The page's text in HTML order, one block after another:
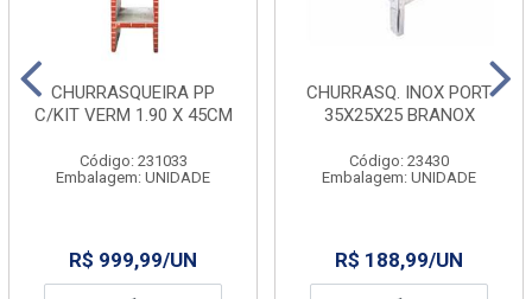
CHURRASQUEIRA PP
C/KIT VERM 1.90 X 45CM
Código: 231033
Embalagem: UNIDADE
R$ 999,99/UN
CHURRASQ. INOX PORT
35X25X25 BRANOX
Código: 23430
Embalagem: UNIDADE
R$ 188,99/UN